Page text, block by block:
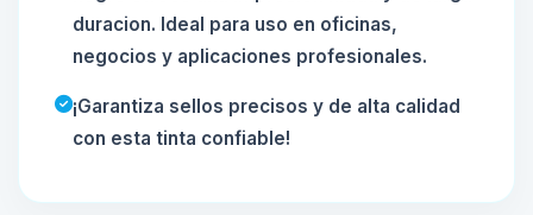
duracion. Ideal para uso en oficinas,
negocios y aplicaciones profesionales.
¡Garantiza sellos precisos y de alta calidad
con esta tinta confiable!